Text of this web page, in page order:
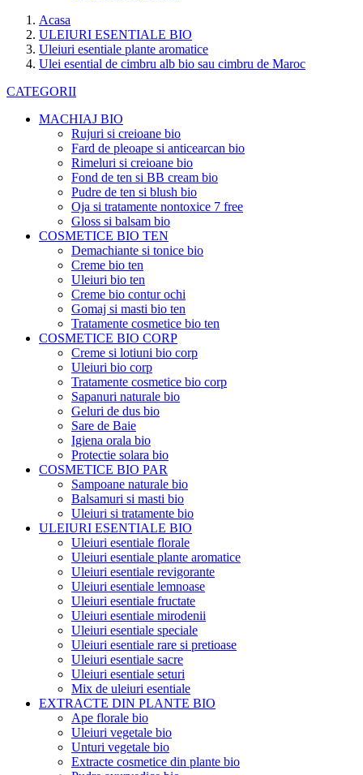
Acasa
ULEIURI ESENTIALE BIO
Uleiuri esentiale plante aromatice
Ulei esential de cimbru alb bio sau cimbru de Maroc
CATEGORII
MACHIAJ BIO
Rujuri si creioane bio
Fard de pleoape si anticearcan bio
Rimeluri si creioane bio
Fond de ten si BB cream bio
Pudre de ten si blush bio
Oja si tratamente nontoxice 7 free
Gloss si balsam bio
COSMETICE BIO TEN
Demachiante si tonice bio
Creme bio ten
Uleiuri bio ten
Creme bio contur ochi
Gomaj si masti bio ten
Tratamente cosmetice bio ten
COSMETICE BIO CORP
Creme si lotiuni bio corp
Uleiuri bio corp
Tratamente cosmetice bio corp
Sapanuri naturale bio
Geluri de dus bio
Sare de Baie
Igiena orala bio
Protectie solara bio
COSMETICE BIO PAR
Sampoane naturale bio
Balsamuri si masti bio
Uleiuri si tratamente bio
ULEIURI ESENTIALE BIO
Uleiuri esentiale florale
Uleiuri esentiale plante aromatice
Uleiuri esentiale revigorante
Uleiuri esentiale lemnoase
Uleiuri esentiale fructate
Uleiuri esentiale mirodenii
Uleiuri esentiale speciale
Uleiuri esentiale rare si pretioase
Uleiuri esentiale sacre
Uleiuri esentiale seturi
Mix de uleiuri esentiale
EXTRACTE DIN PLANTE BIO
Ape florale bio
Uleiuri vegetale bio
Unturi vegetale bio
Extracte cosmetice din plante bio